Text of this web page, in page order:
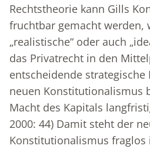
Rechtstheorie kann Gills
fruchtbar gemacht werden,
„realistische“ oder auch
das Privatrecht in den
entscheidende strategische
neuen Konstitutionalismus
Macht des Kapitals
2000: 44) Damit steht der
Konstitutionalismus fraglos